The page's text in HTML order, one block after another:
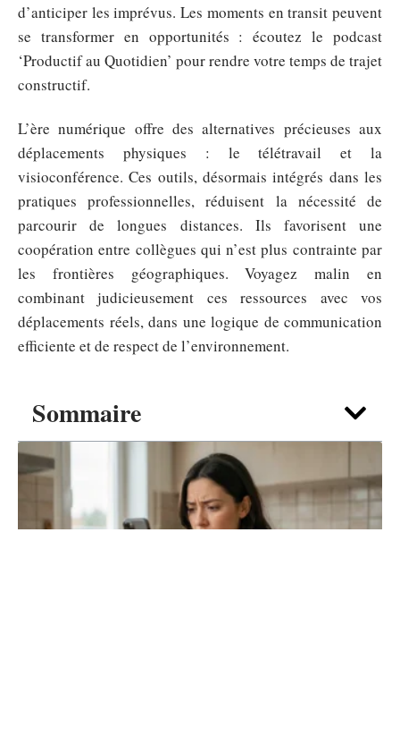
Sommaire
d’anticiper les imprévus. Les moments en transit peuvent
se transformer en opportunités : écoutez le podcast
‘Productif au Quotidien’ pour rendre votre temps de trajet
constructif.
L’ère numérique offre des alternatives précieuses aux
déplacements physiques : le télétravail et la
visioconférence. Ces outils, désormais intégrés dans les
pratiques professionnelles, réduisent la nécessité de
parcourir de longues distances. Ils favorisent une
coopération entre collègues qui n’est plus contrainte par
les frontières géographiques. Voyagez malin en
combinant judicieusement ces ressources avec vos
déplacements réels, dans une logique de communication
efficiente et de respect de l’environnement.